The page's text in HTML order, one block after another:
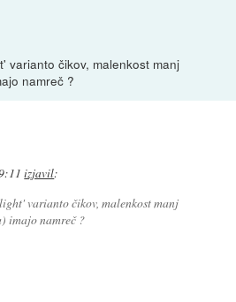
varianto čikov, malenkost manj
namreč ?
izjavil:
varianto čikov, malenkost manj
imajo namreč ?